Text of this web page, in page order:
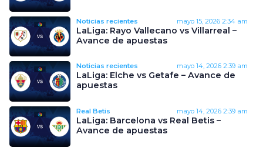
Noticias recientes mayo 15, 2026 2:34 am
LaLiga: Rayo Vallecano vs Villarreal –
Avance de apuestas
Noticias recientes mayo 14, 2026 2:39 am
LaLiga: Elche vs Getafe – Avance de
apuestas
Real Betis mayo 14, 2026 2:39 am
LaLiga: Barcelona vs Real Betis –
Avance de apuestas